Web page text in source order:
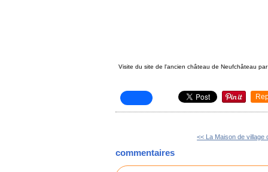
Visite du site de l'ancien château de Neufchâteau
<< La Maison de village
commentaires